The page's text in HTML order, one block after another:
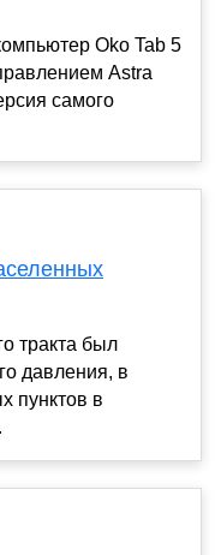
Oko Tab 5
Astra
самого
тракта был
давления, в
пунктов в